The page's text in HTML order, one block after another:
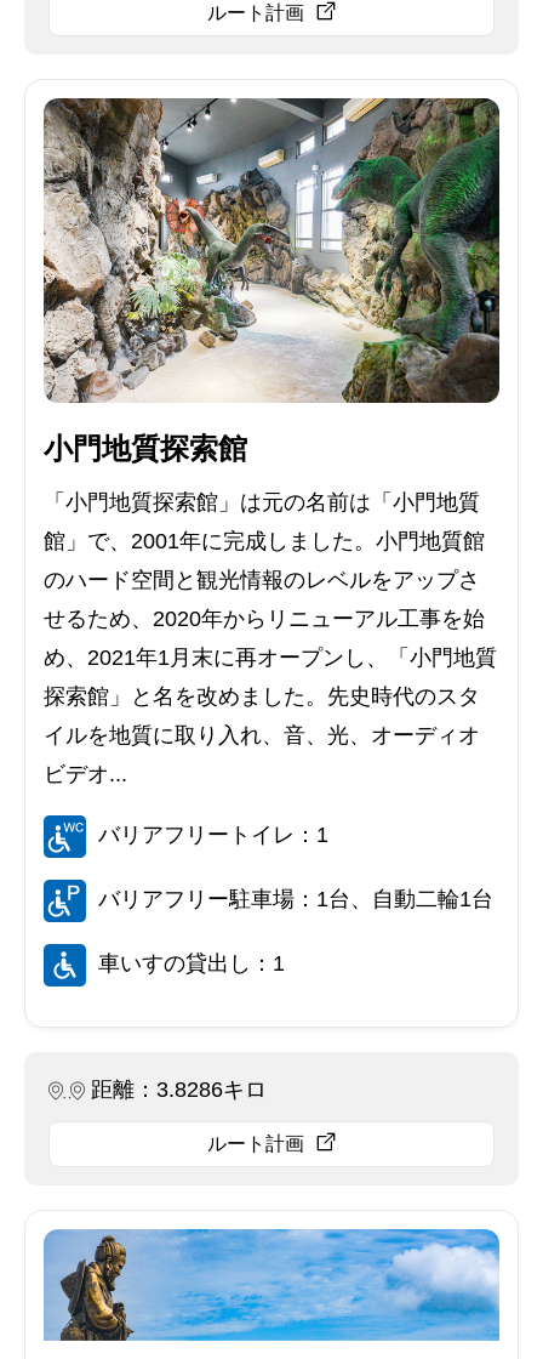
ルート計画
小門地質探索館
「小門地質探索館」は元の名前は「小門地質
館」で、2001年に完成しました。小門地質館
のハード空間と観光情報のレベルをアップさ
せるため、2020年からリニューアル工事を始
め、2021年1月末に再オープンし、「小門地質
探索館」と名を改めました。先史時代のスタ
イルを地質に取り入れ、音、光、オーディオ
ビデオ...
バリアフリートイレ：1
バリアフリー駐車場：1台、自動二輪1台
車いすの貸出し：1
距離：3.8286キロ
ルート計画